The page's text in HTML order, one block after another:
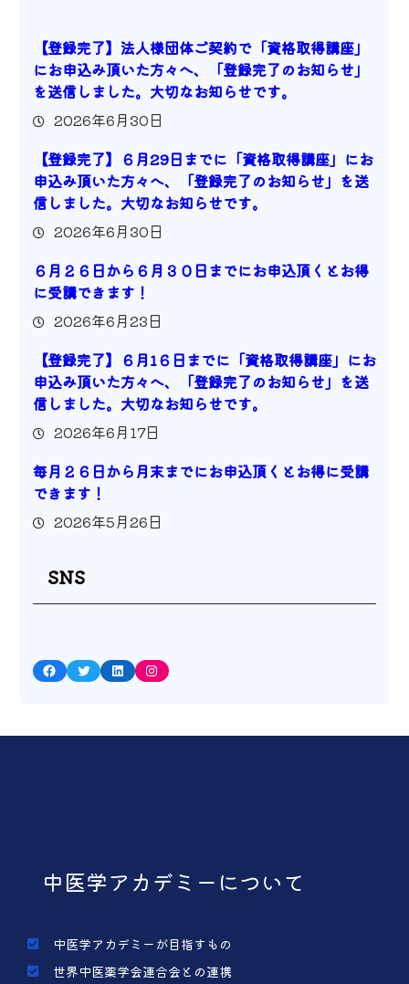
【登録完了】法人様団体ご契約で「資格取得講座」
にお申込み頂いた方々へ、「登録完了のお知らせ」
を送信しました。大切なお知らせです。
2026年6月30日
【登録完了】６月29日までに「資格取得講座」にお
申込み頂いた方々へ、「登録完了のお知らせ」を送
信しました。大切なお知らせです。
2026年6月30日
６月２６日から６月３０日までにお申込頂くとお得
に受講できます！
2026年6月23日
【登録完了】６月1６日までに「資格取得講座」にお
申込み頂いた方々へ、「登録完了のお知らせ」を送
信しました。大切なお知らせです。
2026年6月17日
毎月２６日から月末までにお申込頂くとお得に受講
できます！
2026年5月26日
SNS
Facebook Twitter LinkedIn Instagram
中医学アカデミーについて
中医学アカデミーが目指すもの
世界中医薬学会連合会との連携